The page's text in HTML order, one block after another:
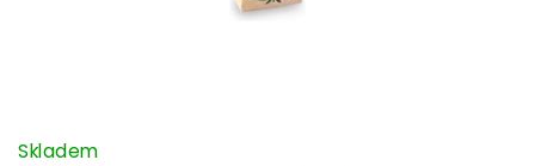
Skladem